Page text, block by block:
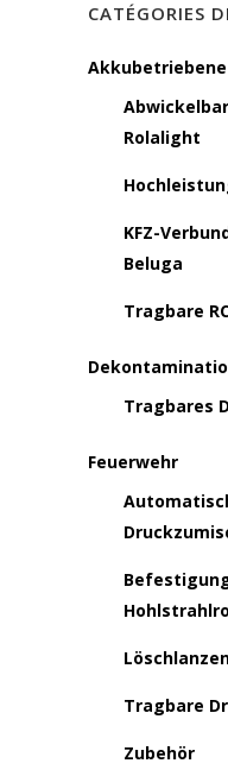
CATÉGORIES
Rolalight
KFZ-
Beluga
Tragbare
Tragbares
Feuerwehr
Tragbare
Zubehör